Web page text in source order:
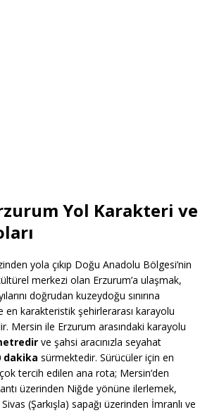
Yol Karakteri ve
yola çıkıp Doğu Anadolu Bölgesi’nin
merkezi olan Erzurum’a ulaşmak,
doğrudan kuzeydoğu sınırına
en karakteristik şehirlerarası karayolu
Mersin ile Erzurum arasındaki karayolu
ve şahsi aracınızla seyahat
dakika sürmektedir. Sürücüler için en
tercih edilen ana rota; Mersin’den
üzerinden Niğde yönüne ilerlemek,
(Şarkışla) sapağı üzerinden İmranlı ve